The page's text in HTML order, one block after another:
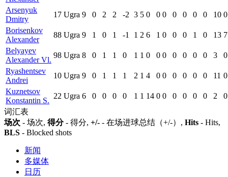
Arsenyuk
Dmitry
17 Ugra 9 0 2 2 -2 3 5 0 0 0 0 0 0 0 10
Borisenkov
Alexander
88 Ugra 9 1 0 1 -1 1 2 6 1 0 0 0 1 0 13
Belyayev
Alexander Vl.
98 Ugra 8 0 1 1 0 1 1 0 0 0 0 0 0 0 3
Ryashentsev
Andrei
10 Ugra 9 0 1 1 1 2 1 4 0 0 0 0 0 0 11
Kuznetsov
Konstantin S.
22 Ugra 6 0 0 0 0 1 1 14 0 0 0 0 0 0 2
词汇表
场次 - 场次, 得分- 得分, +/- - 在场进球总结（+/-）, Hits - Hits,
BLS - Blocked shots
新闻
多媒体
日历